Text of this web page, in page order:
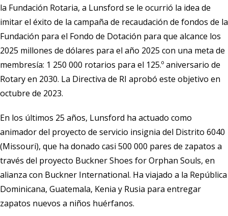
la Fundación Rotaria, a Lunsford se le ocurrió la idea de
imitar el éxito de la campaña de recaudación de fondos de la
Fundación para el Fondo de Dotación para que alcance los
2025 millones de dólares para el año 2025 con una meta de
membresía: 1 250 000 rotarios para el 125.º aniversario de
Rotary en 2030. La Directiva de RI aprobó este objetivo en
octubre de 2023.
En los últimos 25 años, Lunsford ha actuado como
animador del proyecto de servicio insignia del Distrito 6040
(Missouri), que ha donado casi 500 000 pares de zapatos a
través del proyecto Buckner Shoes for Orphan Souls, en
alianza con Buckner International. Ha viajado a la República
Dominicana, Guatemala, Kenia y Rusia para entregar
zapatos nuevos a niños huérfanos.